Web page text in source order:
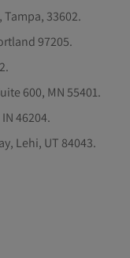
33602.
97205.
600, MN 55401.
46204.
Lehi, UT 84043.